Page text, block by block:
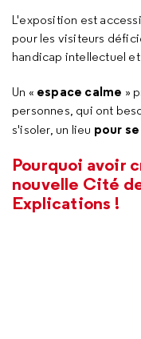
L'exposition est
pour les visiteurs
handicap intellectuel
Un « espace calme »
personnes, qui ont
s'isoler, un lieu pour
Pourquoi avoir
nouvelle Cité
Explications !